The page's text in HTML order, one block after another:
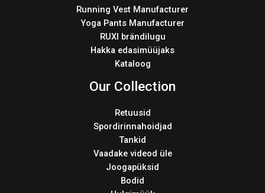
Running Vest Manufacturer
Yoga Pants Manufacturer
RUXI brändilugu
Hakka edasimüüjaks
Kataloog
Our Collection
Retuusid
Spordirinnahoidjad
Tankid
Vaadake videod üle
Joogapüksid
Bodid